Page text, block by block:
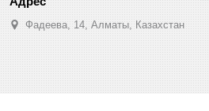
Фадеева, 14, Алматы, Казахстан